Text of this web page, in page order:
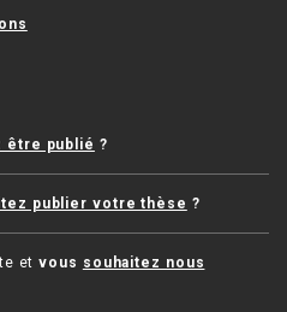
être publié ?
publier votre thèse ?
etvous souhaitez nous